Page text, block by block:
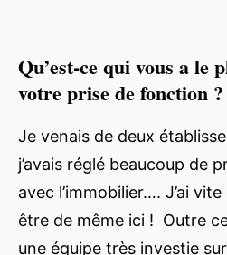
Qu’est-ce qui vous a le
votre prise de fonction ?
Je venais de deux
j’avais réglé beaucoup de
avec l’immobilier…. J’ai
être de même ici ! Outre
une équipe très investie